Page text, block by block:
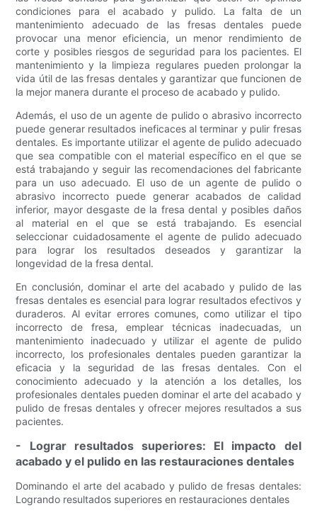
condiciones para el acabado y pulido. La falta de un
mantenimiento adecuado de las fresas dentales puede
provocar una menor eficiencia, un menor rendimiento de
corte y posibles riesgos de seguridad para los pacientes. El
mantenimiento y la limpieza regulares pueden prolongar la
vida útil de las fresas dentales y garantizar que funcionen de
la mejor manera durante el proceso de acabado y pulido.
Además, el uso de un agente de pulido o abrasivo incorrecto
puede generar resultados ineficaces al terminar y pulir fresas
dentales. Es importante utilizar el agente de pulido adecuado
que sea compatible con el material específico en el que se
está trabajando y seguir las recomendaciones del fabricante
para un uso adecuado. El uso de un agente de pulido o
abrasivo incorrecto puede generar acabados de calidad
inferior, mayor desgaste de la fresa dental y posibles daños
al material en el que se está trabajando. Es esencial
seleccionar cuidadosamente el agente de pulido adecuado
para lograr los resultados deseados y garantizar la
longevidad de la fresa dental.
En conclusión, dominar el arte del acabado y pulido de las
fresas dentales es esencial para lograr resultados efectivos y
duraderos. Al evitar errores comunes, como utilizar el tipo
incorrecto de fresa, emplear técnicas inadecuadas, un
mantenimiento inadecuado y utilizar el agente de pulido
incorrecto, los profesionales dentales pueden garantizar la
eficacia y la seguridad de las fresas dentales. Con el
conocimiento adecuado y la atención a los detalles, los
profesionales dentales pueden dominar el arte del acabado y
pulido de fresas dentales y ofrecer mejores resultados a sus
pacientes.
- Lograr resultados superiores: El impacto del
acabado y el pulido en las restauraciones dentales
Dominando el arte del acabado y pulido de fresas dentales:
Logrando resultados superiores en restauraciones dentales